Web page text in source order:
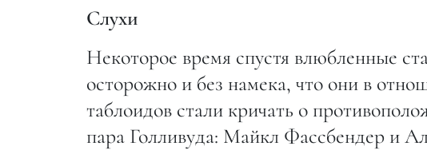
Слухи
Некоторое время спустя влюбленные
осторожно и без намека, что они в
таблоидов стали кричать о
пара Голливуда: Майкл Фассбендер и